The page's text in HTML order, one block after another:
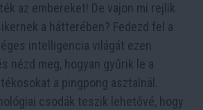
az embereket! De vajon mi rejlik
a hátterében? Fedezd fel a
intelligencia világát ezen
nézd meg, hogyan gyűrik le a
a pingpong asztalnál.
csodák teszik lehetővé, hogy